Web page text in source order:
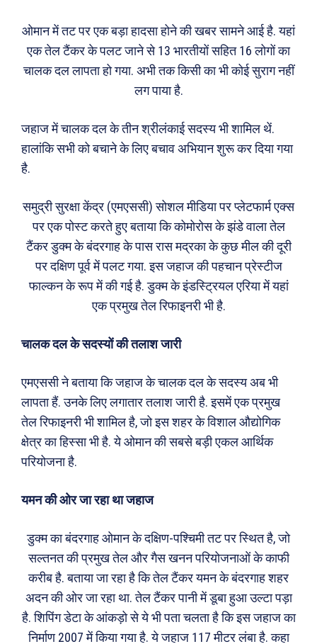
Type here... Search
ओमान में तट पर एक बड़ा हादसा होने की खबर सामने आई है. यहां
एक तेल टैंकर के पलट जाने से 13 भारतीयों सहित 16 लोगों का
चालक दल लापता हो गया. अभी तक किसी का भी कोई सुराग नहीं
लग पाया है.
जहाज में चालक दल के तीन श्रीलंकाई सदस्य भी शामिल थें.
हालांकि सभी को बचाने के लिए बचाव अभियान शुरू कर दिया गया
है.
समुद्री सुरक्षा केंद्र (एमएससी) सोशल मीडिया पर प्लेटफार्म एक्स
पर एक पोस्ट करते हुए बताया कि कोमोरोस के झंडे वाला तेल
टैंकर डुक्म के बंदरगाह के पास रास मद्रका के कुछ मील की दूरी
पर दक्षिण पूर्व में पलट गया. इस जहाज की पहचान प्रेस्टीज
फाल्कन के रूप में की गई है. डुक्म के इंडस्ट्रियल एरिया में यहां
एक प्रमुख तेल रिफाइनरी भी है.
चालक दल के सदस्यों की तलाश जारी
एमएससी ने बताया कि जहाज के चालक दल के सदस्य अब भी
लापता हैं. उनके लिए लगातार तलाश जारी है. इसमें एक प्रमुख
तेल रिफाइनरी भी शामिल है, जो इस शहर के विशाल औद्योगिक
क्षेत्र का हिस्सा भी है. ये ओमान की सबसे बड़ी एकल आर्थिक
परियोजना है.
यमन की ओर जा रहा था जहाज
डुक्म का बंदरगाह ओमान के दक्षिण-पश्चिमी तट पर स्थित है, जो
सल्तनत की प्रमुख तेल और गैस खनन परियोजनाओं के काफी
करीब है. बताया जा रहा है कि तेल टैंकर यमन के बंदरगाह शहर
अदन की ओर जा रहा था. तेल टैंकर पानी में डूबा हुआ उल्टा पड़ा
है. शिपिंग डेटा के आंकड़ो से ये भी पता चलता है कि इस जहाज का
निर्माण 2007 में किया गया है. ये जहाज 117 मीटर लंबा है. कहा